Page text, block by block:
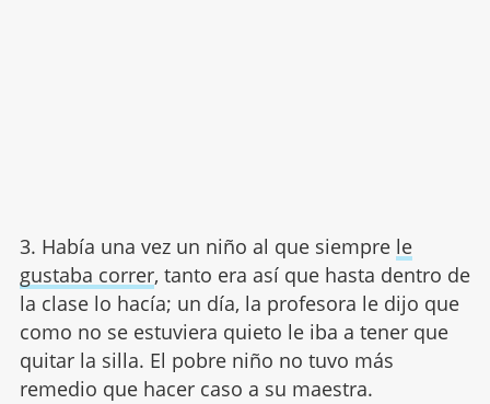
3. Había una vez un niño al que siempre le
gustaba correr, tanto era así que hasta dentro de
la clase lo hacía; un día, la profesora le dijo que
como no se estuviera quieto le iba a tener que
quitar la silla. El pobre niño no tuvo más
remedio que hacer caso a su maestra.